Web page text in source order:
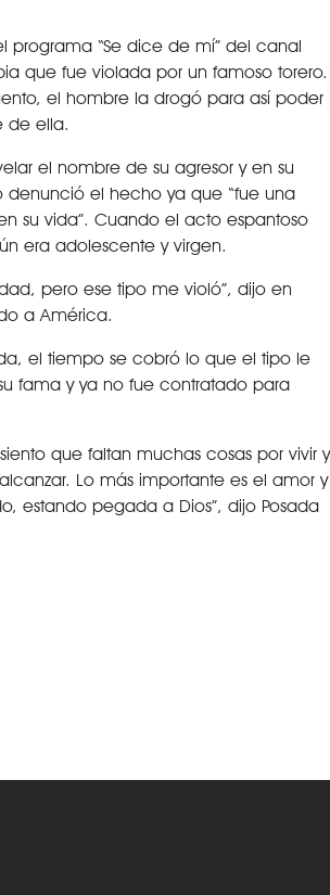
programa “Se dice de mí” del canal
que fue violada por un famoso torero.
el hombre la drogó para así poder
de ella.
el nombre de su agresor y en su
el hecho ya que “fue una
su vida”. Cuando el acto espantoso
era adolescente y virgen.
pero ese tipo me violó”, dijo en
a América.
el tiempo se cobró lo que el tipo le
fama y ya no fue contratado para
que faltan muchas cosas por vivir y
Lo más importante es el amor y
estando pegada a Dios”, dijo Posada